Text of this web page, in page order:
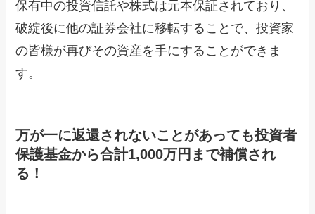
保有中の投資信託や株式は元本保証されており、
破綻後に他の証券会社に移転することで、投資家
の皆様が再びその資産を手にすることができま
す。
万が一に返還されないことがあっても投資者
保護基金から合計1,000万円まで補償され
る！